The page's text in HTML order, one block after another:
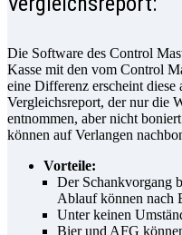
Die Software des Control
Kasse mit den vom Control
eine Differenz erscheint diese
Vergleichsreport, der nur die
entnommen, aber nicht
können auf Verlangen
Vorteile:
Der Schankvorgang
Ablauf können nach
Unter keinen
Bier und AFG